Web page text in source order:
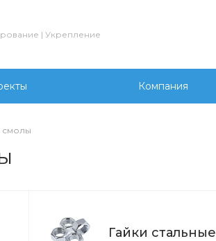
| Укрепление
Компания
смолы
Гайки стальные